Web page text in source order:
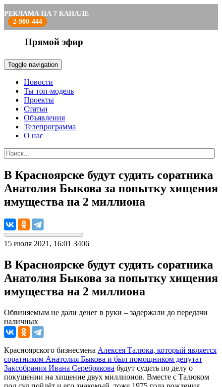
РЕКЛАМА НА 7 КАНАЛЕ
2-900-444
Прямой эфир
Toggle navigation
Новости
Ты топ-модель
Проекты
Статьи
Объявления
Телепрограмма
О нас
В Красноярске будут судить соратника
Анатолия Быкова за попытку хищения
имущества на 2 миллиона
15 июля 2021, 16:01 3406
В Красноярске будут судить соратника
Анатолия Быкова за попытку хищения
имущества на 2 миллиона
Обвиняемым не дали денег в руки – задержали до передачи
наличных
Красноярского бизнесмена Алексея Талюка, который является
соратником Анатолия Быкова и был помощником депутат
Заксобрания Ивана Серебрякова будут судить по делу о
покушении на хищение двух миллионов. Вместе с Талюком